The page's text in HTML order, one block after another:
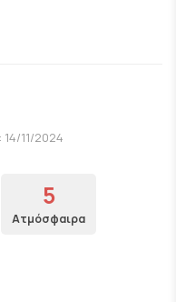
11/2024
5
Ατμόσφαιρα